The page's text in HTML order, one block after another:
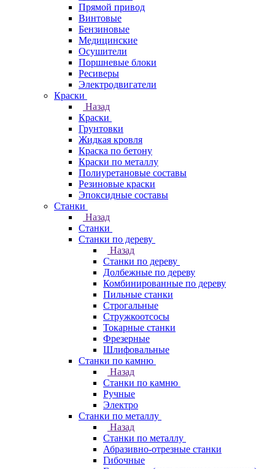
Прямой привод
Винтовые
Бензиновые
Медицинские
Осушители
Поршневые блоки
Ресиверы
Электродвигатели
Краски
Назад
Краски
Грунтовки
Жидкая кровля
Краска по бетону
Краски по металлу
Полиуретановые составы
Резиновые краски
Эпоксидные составы
Станки
Назад
Станки
Станки по дереву
Назад
Станки по дереву
Долбежные по дереву
Комбинированные по дереву
Пильные станки
Строгальные
Стружкоотсосы
Токарные станки
Фрезерные
Шлифовальные
Станки по камню
Назад
Станки по камню
Ручные
Электро
Станки по металлу
Назад
Станки по металлу
Абразивно-отрезные станки
Гибочные